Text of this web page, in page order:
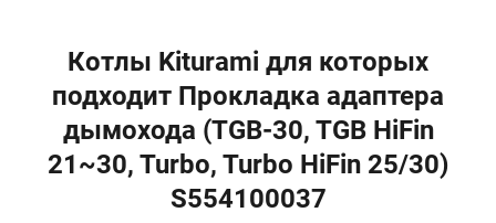
Котлы Kiturami для которых
подходит Прокладка адаптера
дымохода (TGB-30, TGB HiFin
21~30, Turbo, Turbo HiFin 25/30)
S554100037